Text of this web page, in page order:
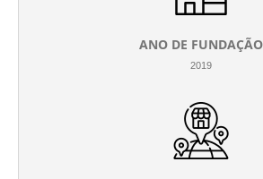
ANO DE FUNDAÇÃO
2019